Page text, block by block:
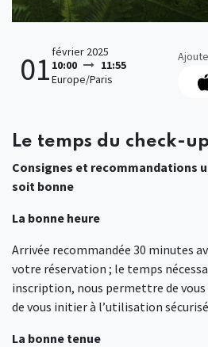
01 février 2025
10:00
11:55
Europe/Paris
Le temps du check-
Consignes et recommandations
soit bonne
La bonne heure
Arrivée recommandée 30 minutes
votre réservation ; le temps
inscription, nous permettre de
de vous initier à l’utilisation
La bonne tenue